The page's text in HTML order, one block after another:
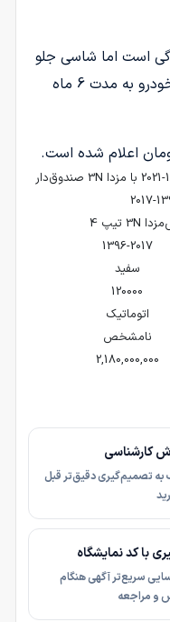
است اما شاسی جلو
و عقب سالم و پلمپ هستند. بیمه خودرو به مدت 6 ماه
مقایسه فردا اس ایکس 5 پلاس مدل 1400-2021 با مزدا 3N صندوق‌دار
مزدا 3N تیپ 4
1396-2017
سفید
120000
اتوماتیک
نامشخص
2,180,000,000
کارشناسی
تصمیم‌گیری دقیق‌تر قبل
با کد نمایشگاه
سریع‌تر آگهی هنگام
و مراجعه